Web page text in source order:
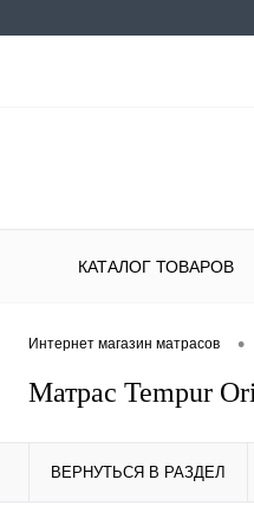
КАТАЛОГ ТОВАРОВ
Интернет магазин матрасов •
Матрас Tempur
ВЕРНУТЬСЯ В РАЗДЕЛ